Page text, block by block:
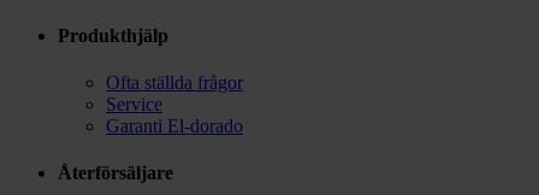
Produkthjälp
Ofta ställda frågor
Service
Garanti El-dorado
Återförsäljare